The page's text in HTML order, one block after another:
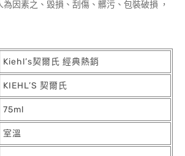
為因素之、毀損、刮傷、髒污、包裝破損 ，
Kiehl’s契爾氏 經典熱銷
KIEHL’S 契爾氏
75ml
室溫